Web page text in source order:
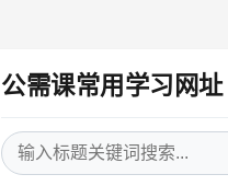
公需课常用学习网址